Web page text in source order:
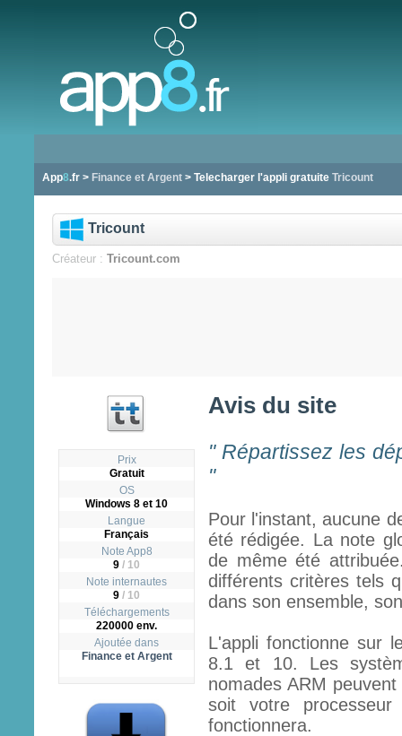
App8.fr > Finance et Argent> Telecharger l'appli gratuite Tricount
Tricount
Créateur : Tricount.com
Prix
Gratuit
OS
Windows 8 et 10
Langue
Français
Note App8
9 / 10
Note internautes
9 / 10
Téléchargements
220000 env.
Ajoutée dans
Finance et Argent
Avis du site
" Répartissez les
"
Pour l'instant, aucune
été rédigée. La note
de même été
différents critères tels
dans son ensemble,
L'appli fonctionne sur
8.1 et 10. Les
nomades ARM
soit votre
fonctionnera.